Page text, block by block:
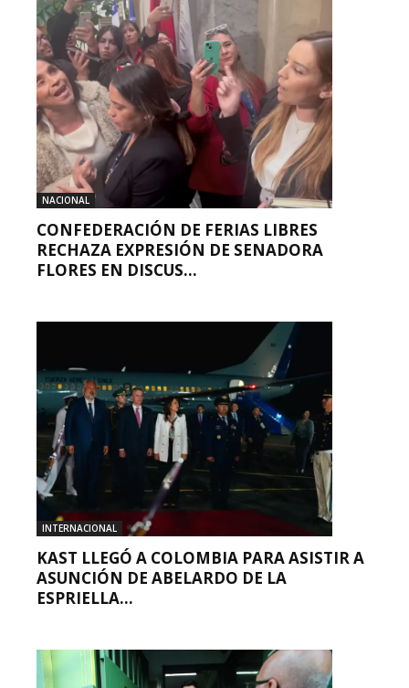
NACIONAL
CONFEDERACIÓN DE FERIAS LIBRES
RECHAZA EXPRESIÓN DE SENADORA
FLORES EN DISCUS...
INTERNACIONAL
KAST LLEGÓ A COLOMBIA PARA ASISTIR A
ASUNCIÓN DE ABELARDO DE LA
ESPRIELLA...